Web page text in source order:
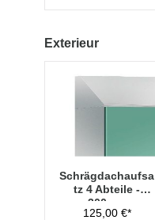
Exterieur
Schrägdachaufsa
tz 4 Abteile -
300mm
125,00 €*